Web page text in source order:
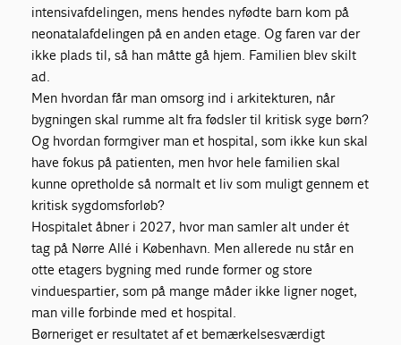
intensivafdelingen, mens hendes nyfødte barn kom på
neonatalafdelingen på en anden etage. Og faren var der
ikke plads til, så han måtte gå hjem. Familien blev skilt
ad.
Men hvordan får man omsorg ind i arkitekturen, når
bygningen skal rumme alt fra fødsler til kritisk syge børn?
Og hvordan formgiver man et hospital, som ikke kun skal
have fokus på patienten, men hvor hele familien skal
kunne opretholde så normalt et liv som muligt gennem et
kritisk sygdomsforløb?
Hospitalet åbner i 2027, hvor man samler alt under ét
tag på Nørre Allé i København. Men allerede nu står en
otte etagers bygning med runde former og store
vinduespartier, som på mange måder ikke ligner noget,
man ville forbinde med et hospital.
Børneriget er resultatet af et bemærkelsesværdigt